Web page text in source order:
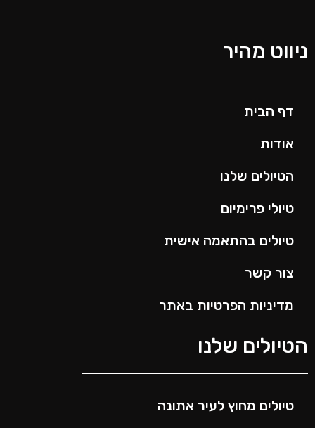
ניווט מהיר
דף הבית
אודות
הטיולים שלנו
טיולי פרימיום
טיולים בהתאמה אישית
צור קשר
מדיניות הפרטיות באתר
הטיולים שלנו
טיולים מחוץ לעיר אתונה